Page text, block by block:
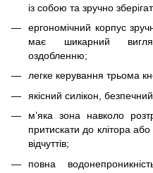
із собою та зручно
ергономічний корпус
має шикарний
оздобленню;
легке керування трьома
якісний силікон,
м’яка зона навколо
притискати до клітора
відчуттів;
повна